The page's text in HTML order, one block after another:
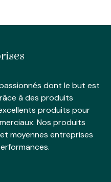
dont le but est
à des produits
produits pour
Nos produits
moyennes entreprises